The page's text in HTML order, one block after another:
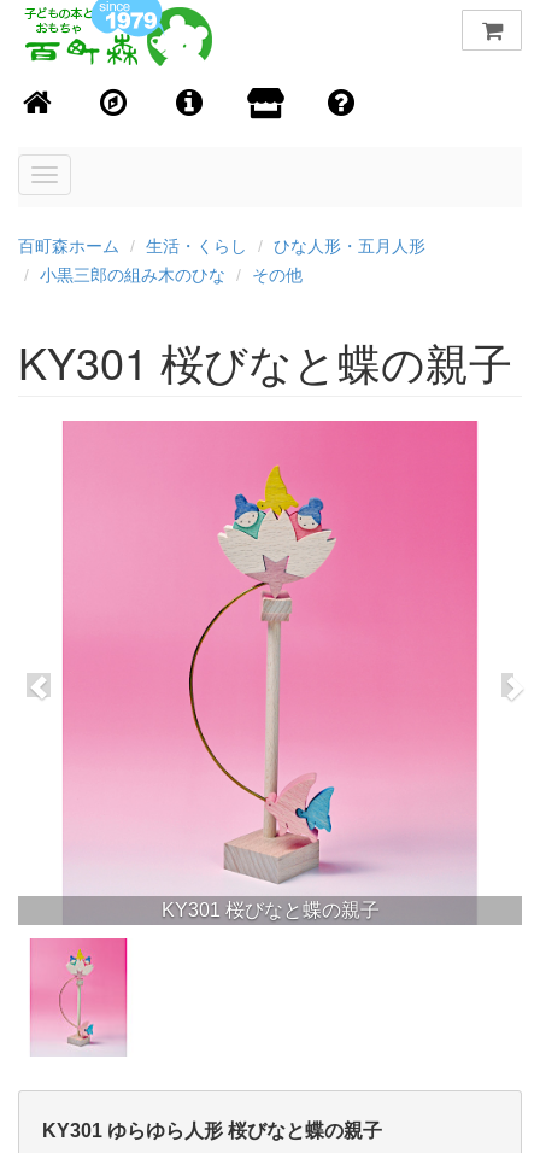
Toggle
百町森ホーム 生活・くらし
ひな人形・五月人形
小黒三郎の組み木のひな
その他
KY301 桜びなと蝶の親子
KY301 桜びなと蝶の親子
KY301 ゆらゆら人形 桜びなと蝶の親子